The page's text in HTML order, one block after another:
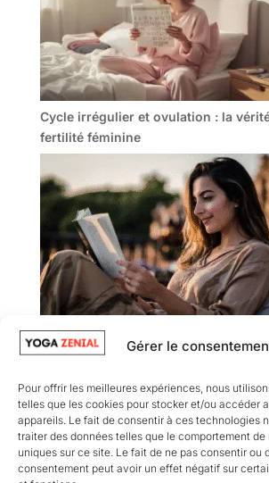
Gérer le
Pour offrir les meilleures expériences, nous
telles que les cookies pour stocker et/ou accéder
appareils. Le fait de consentir à ces technologies
traiter des données telles que le comportement de
uniques sur ce site. Le fait de ne pas consentir ou
consentement peut avoir un effet négatif sur
Cycle irrégulier et ovulation : la
fertilité féminine